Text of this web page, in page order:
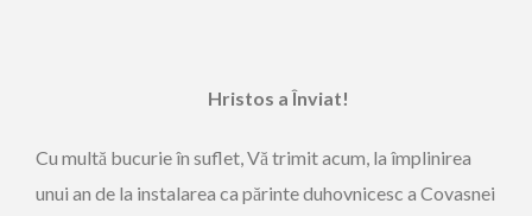
Hristos a Înviat!
Cu multă bucurie în suflet, Vă trimit acum, la împlinirea
unui an de la instalarea ca părinte duhovnicesc a Covasnei